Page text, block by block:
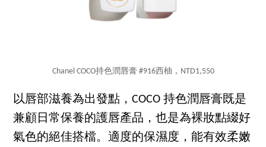
Chanel COCO持色潤唇膏 #916西柚，NTD1,550
以唇部滋養為出發點，COCO 持色潤唇膏既是
兼顧日常保養的護唇產品，也是為裸妝點綴好
氣色的絕佳搭檔。適度的保濕度，能有效柔嫩